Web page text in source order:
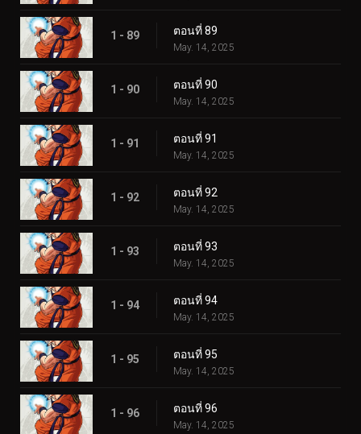
1 - 89 ตอนที่ 89
May. 14, 2025
1 - 90 ตอนที่ 90
May. 14, 2025
1 - 91 ตอนที่ 91
May. 14, 2025
1 - 92 ตอนที่ 92
May. 14, 2025
1 - 93 ตอนที่ 93
May. 14, 2025
1 - 94 ตอนที่ 94
May. 14, 2025
1 - 95 ตอนที่ 95
May. 14, 2025
1 - 96 ตอนที่ 96
May. 14, 2025